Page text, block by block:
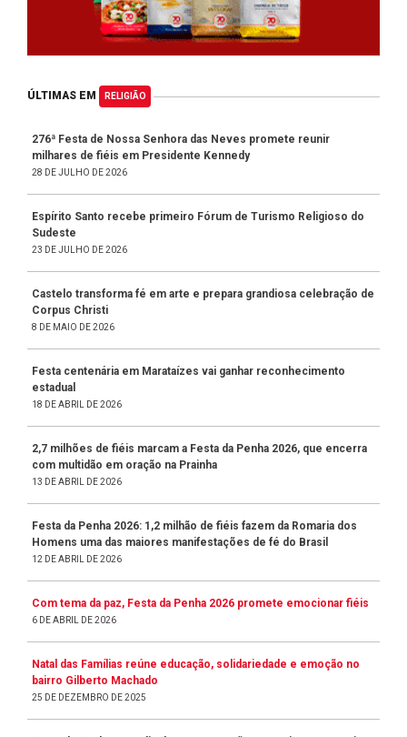
ÚLTIMAS EM RELIGIÃO
276ª Festa de Nossa Senhora das Neves promete reunir
milhares de fiéis em Presidente Kennedy
28 DE JULHO DE 2026
Espírito Santo recebe primeiro Fórum de Turismo Religioso do
Sudeste
23 DE JULHO DE 2026
Castelo transforma fé em arte e prepara grandiosa celebração de
Corpus Christi
8 DE MAIO DE 2026
Festa centenária em Marataízes vai ganhar reconhecimento
estadual
18 DE ABRIL DE 2026
2,7 milhões de fiéis marcam a Festa da Penha 2026, que encerra
com multidão em oração na Prainha
13 DE ABRIL DE 2026
Festa da Penha 2026: 1,2 milhão de fiéis fazem da Romaria dos
Homens uma das maiores manifestações de fé do Brasil
12 DE ABRIL DE 2026
Com tema da paz, Festa da Penha 2026 promete emocionar fiéis
6 DE ABRIL DE 2026
Natal das Famílias reúne educação, solidariedade e emoção no
bairro Gilberto Machado
25 DE DEZEMBRO DE 2025